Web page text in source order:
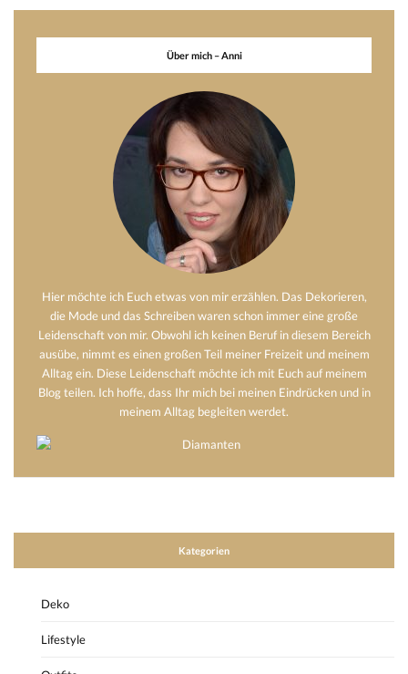
Über mich – Anni
Hier möchte ich Euch etwas von mir erzählen. Das Dekorieren,
die Mode und das Schreiben waren schon immer eine große
Leidenschaft von mir. Obwohl ich keinen Beruf in diesem Bereich
ausübe, nimmt es einen großen Teil meiner Freizeit und meinem
Alltag ein. Diese Leidenschaft möchte ich mit Euch auf meinem
Blog teilen. Ich hoffe, dass Ihr mich bei meinen Eindrücken und in
meinem Alltag begleiten werdet.
Kategorien
Deko
Lifestyle